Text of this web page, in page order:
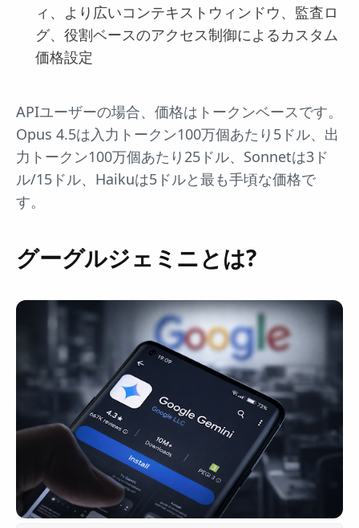
ィ、より広いコンテキストウィンドウ、監査ロ
グ、役割ベースのアクセス制御によるカスタム
価格設定
APIユーザーの場合、価格はトークンベースです。
Opus 4.5は入力トークン100万個あたり5ドル、出
力トークン100万個あたり25ドル、Sonnetは3ド
ル/15ドル、Haikuは5ドルと最も手頃な価格で
す。
グーグルジェミニとは?